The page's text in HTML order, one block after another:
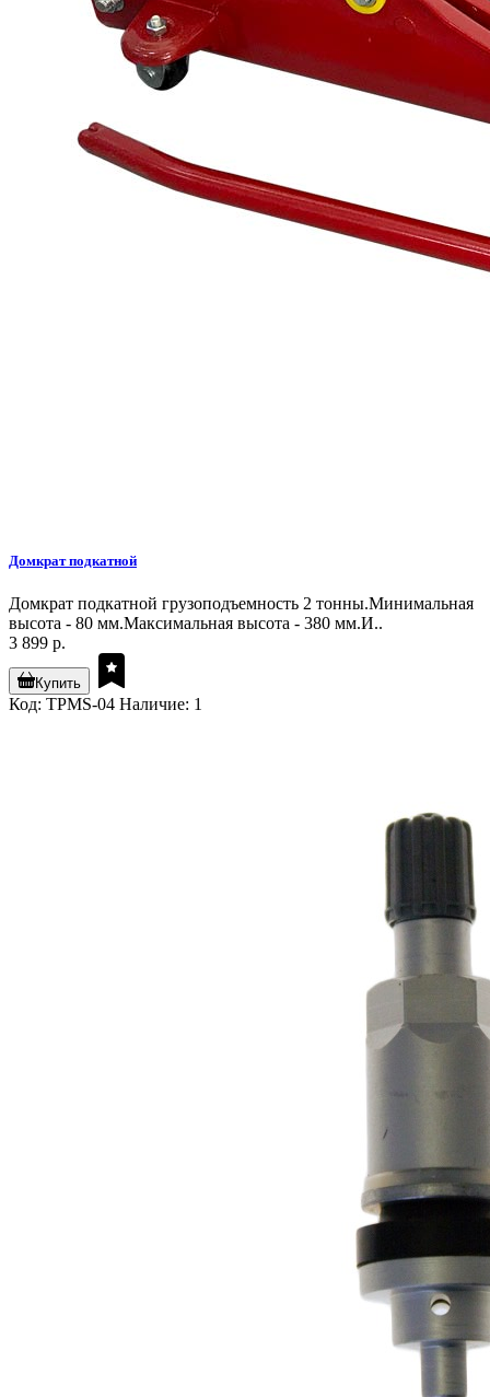
Домкрат подкатной
Домкрат подкатной грузоподъемность 2 тонны.Минимальная
высота - 80 мм.Максимальная высота - 380 мм.И..
3 899 р.
Купить
Код: TPMS-04 Наличие: 1